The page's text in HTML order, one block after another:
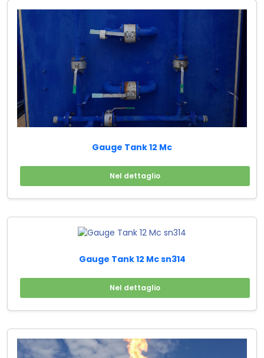
Gauge Tank 12 Mc
Nel dettaglio
Gauge Tank 12 Mc sn314
Nel dettaglio